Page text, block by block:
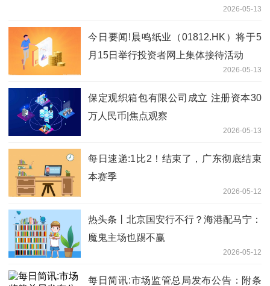
2026-05-13
今日要闻!晨鸣纸业（01812.HK）将于5
月15日举行投资者网上集体接待活动
2026-05-13
保定观织箱包有限公司成立 注册资本30
万人民币|焦点观察
2026-05-13
每日速递:1比2！结束了，广东彻底结束
本赛季
2026-05-12
热头条丨北京国安行不行？海港配马宁：
魔鬼主场也踢不赢
2026-05-12
每日简讯:市场监管总局发布公告：附条